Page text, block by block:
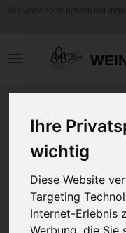
Ihre
wichtig
Diese Website
Targeting
Internet-Erlebnis
Werbung, die Sie